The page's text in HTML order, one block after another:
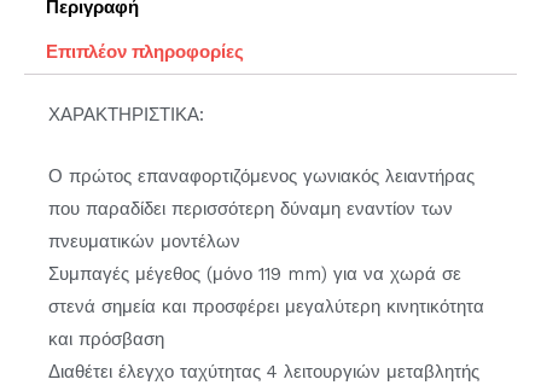
Περιγραφή
Επιπλέον πληροφορίες
ΧΑΡΑΚΤΗΡΙΣΤΙΚΑ:
Ο πρώτος επαναφορτιζόμενος γωνιακός λειαντήρας
που παραδίδει περισσότερη δύναμη εναντίον των
πνευματικών μοντέλων
Συμπαγές μέγεθος (μόνο 119 mm) για να χωρά σε
στενά σημεία και προσφέρει μεγαλύτερη κινητικότητα
και πρόσβαση
Διαθέτει έλεγχο ταχύτητας 4 λειτουργιών μεταβλητής